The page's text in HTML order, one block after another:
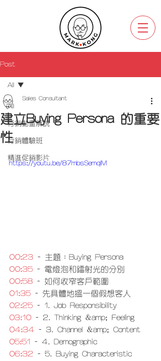
Post
All
行銷動畫解說
行銷體驗班
精進促銷影片
All
建立Buying Persona 的重要
性
Sales Consultant
https://youtu.be/87mbsSemqlM
00:23 - 主題：Buying Persona
00:35 - 電燈泡和鐳射光的分別
00:58 - 如何收窄客戶範圍
01:35 - 先具體地搵一個假想客人
02:25 - 1. Job Responsibility
03:10 - 2. Thinking &amp; Feeling
04:34 - 3. Channel &amp; Content
05:51
- 4. Demographic
06:32 - 5. Buying Characteristic